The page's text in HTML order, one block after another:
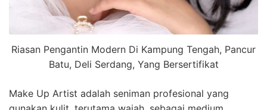
Riasan Pengantin Modern Di Kampung Tengah, Pancur
Batu, Deli Serdang, Yang Bersertifikat
Make Up Artist adalah seniman profesional yang